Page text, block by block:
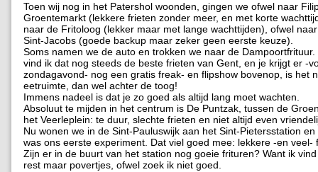
Toen wij nog in het Patershol woonden, gingen we ofwel naar
Groentemarkt (lekkere frieten zonder meer, en met korte
naar de Fritoloog (lekker maar met lange wachttijden), ofwel
Sint-Jacobs (goede backup maar zeker geen eerste keuze).
Soms namen we de auto en trokken we naar de Dampoortfrituur.
vind ik dat nog steeds de beste frieten van Gent, en je krijgt er -
zondagavond- nog een gratis freak- en flipshow bovenop, is het
eetruimte, dan wel achter de toog!
Immens nadeel is dat je zo goed als altijd lang moet wachten.
Absoluut te mijden in het centrum is De Puntzak, tussen de
het Veerleplein: te duur, slechte frieten en niet altijd even
Nu wonen we in de Sint-Pauluswijk aan het Sint-Pietersstation en
was ons eerste experiment. Dat viel goed mee: lekkere -en veel-
Zijn er in de buurt van het station nog goeie frituren? Want ik
rest maar povertjes, ofwel zoek ik niet goed.